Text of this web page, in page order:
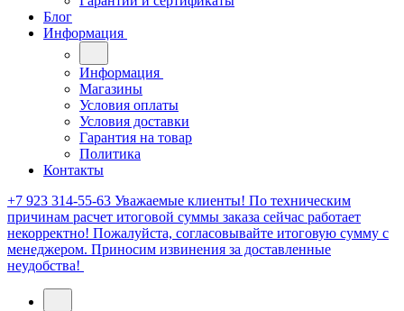
Блог
Информация
Информация
Магазины
Условия оплаты
Условия доставки
Гарантия на товар
Политика
Контакты
+7 923 314-55-63 Уважаемые клиенты! По техническим
причинам расчет итоговой суммы заказа сейчас работает
некорректно! Пожалуйста, согласовывайте итоговую сумму с
менеджером. Приносим извинения за доставленные
неудобства!